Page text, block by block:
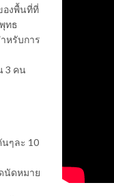
องพื้นที่ที่
ทธ
หรับการ
3 คน
ๆละ 10
นัดหมาย